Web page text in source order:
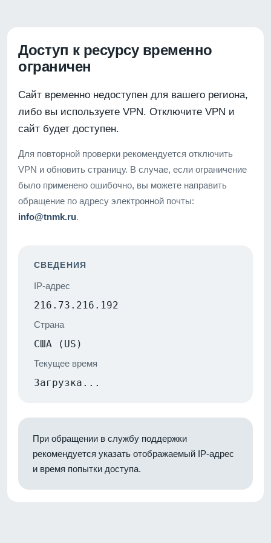
Доступ к ресурсу временно
ограничен
Сайт временно недоступен для вашего региона,
либо вы используете VPN. Отключите VPN и
сайт будет доступен.
Для повторной проверки рекомендуется отключить
VPN и обновить страницу. В случае, если ограничение
было применено ошибочно, вы можете направить
обращение по адресу электронной почты:
info@tnmk.ru.
СВЕДЕНИЯ
IP-адрес
216.73.216.192
Страна
США (US)
Текущее время
Загрузка...
При обращении в службу поддержки
рекомендуется указать отображаемый IP-адрес
и время попытки доступа.